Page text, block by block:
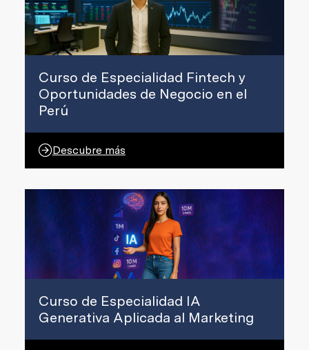
Curso de Especialidad Fintech y
Oportunidades de Negocio en el
Perú
Descubre más
Curso de Especialidad IA
Generativa Aplicada al Marketing